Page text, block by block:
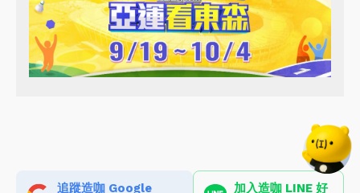
追蹤造咖 Google 加入造咖 LINE 好